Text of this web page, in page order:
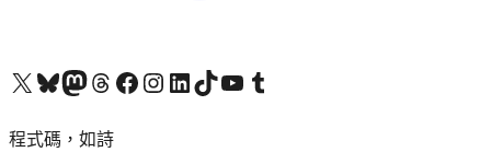
查看我們的 X (之前的 Twitter) 帳號造訪我們的 Bluesky 帳號造訪我們的 Mastodon 帳號造訪我們的 Threads 帳號 造訪我們的 Facebook 粉絲專頁Visit our Instagram account
Visit our LinkedIn account
造訪我們的 TikTok 帳號Visit our YouTube channel
造訪我們的 Tumblr 帳號
程式碼，如詩